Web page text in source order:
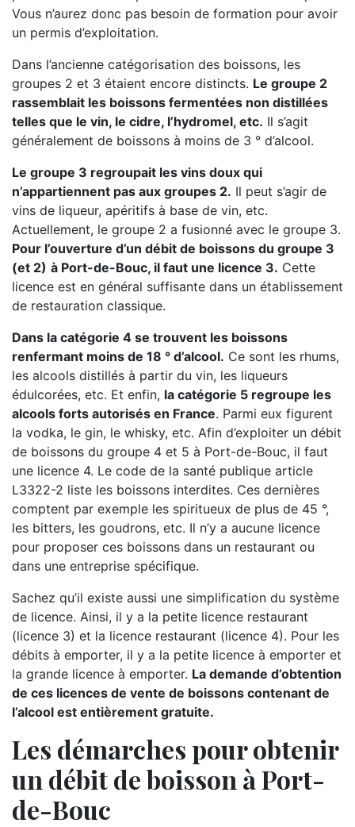
Vous n’aurez donc pas besoin de formation pour avoir
un permis d’exploitation.
Dans l’ancienne catégorisation des boissons, les
groupes 2 et 3 étaient encore distincts. Le groupe 2
rassemblait les boissons fermentées non distillées
telles que le vin, le cidre, l’hydromel, etc. Il s’agit
généralement de boissons à moins de 3 ° d’alcool.
Le groupe 3 regroupait les vins doux qui
n’appartiennent pas aux groupes 2. Il peut s’agir de
vins de liqueur, apéritifs à base de vin, etc.
Actuellement, le groupe 2 a fusionné avec le groupe 3.
Pour l’ouverture d’un débit de boissons du groupe 3
(et 2) à Port-de-Bouc, il faut une licence 3. Cette
licence est en général suffisante dans un établissement
de restauration classique.
Dans la catégorie 4 se trouvent les boissons
renfermant moins de 18 ° d’alcool. Ce sont les rhums,
les alcools distillés à partir du vin, les liqueurs
édulcorées, etc. Et enfin, la catégorie 5 regroupe les
alcools forts autorisés en France. Parmi eux figurent
la vodka, le gin, le whisky, etc. Afin d’exploiter un débit
de boissons du groupe 4 et 5 à Port-de-Bouc, il faut
une licence 4. Le code de la santé publique article
L3322-2 liste les boissons interdites. Ces dernières
comptent par exemple les spiritueux de plus de 45 °,
les bitters, les goudrons, etc. Il n’y a aucune licence
pour proposer ces boissons dans un restaurant ou
dans une entreprise spécifique.
Sachez qu’il existe aussi une simplification du système
de licence. Ainsi, il y a la petite licence restaurant
(licence 3) et la licence restaurant (licence 4). Pour les
débits à emporter, il y a la petite licence à emporter et
la grande licence à emporter. La demande d’obtention
de ces licences de vente de boissons contenant de
l’alcool est entièrement gratuite.
Les démarches pour obtenir
un débit de boisson à Port-
de-Bouc